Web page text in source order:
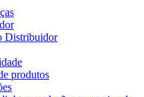
Distribuidor
produtos